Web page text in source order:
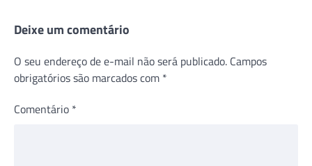
Deixe um comentário
O seu endereço de e-mail não será publicado. Campos
obrigatórios são marcados com *
Comentário *